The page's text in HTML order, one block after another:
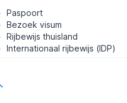
Paspoort
Bezoek visum
Rijbewijs thuisland
Internationaal rijbewijs (IDP)